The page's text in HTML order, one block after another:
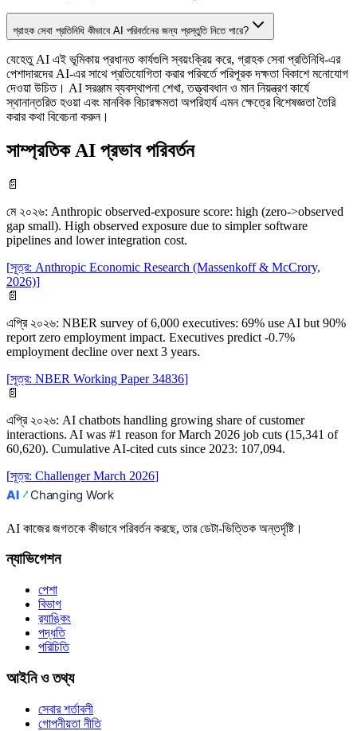
গ্রাহক সেবা প্রতিনিধি কীভাবে AI পরিবর্তনের জন্য প্রস্তুতি নিতে পারে?
যেহেতু AI এই ভূমিকায় প্রধানত কার্যগুলি স্বয়ংক্রিয় করে, গ্রাহক সেবা প্রতিনিধি-এর
পেশাদারদের AI-এর সাথে প্রতিযোগিতা করার পরিবর্তে পরিপূরক দক্ষতা বিকাশে মনোযোগ
দেওয়া উচিত। AI সরঞ্জাম ব্যবস্থাপনা শেখা, তত্ত্বাবধান ও মান নিয়ন্ত্রণ কার্যে
স্থানান্তরিত হওয়া এবং মানবিক বিচারক্ষমতা অপরিহার্য এমন ক্ষেত্রে বিশেষজ্ঞতা তৈরি
করার কথা বিবেচনা করুন।
সাম্প্রতিক AI প্রভাব পরিবর্তন
📄
মে ২০২৬: Anthropic observed-exposure score: high (zero->observed
gap small). High observed exposure due to simpler software
pipelines and lower integration cost.
[সূত্র: Anthropic Economic Research (Massenkoff & McCrory,
2026)]
📄
এপ্রি ২০২৬: NBER survey of 6,000 executives: 69% use AI but 90%
report zero employment impact. Executives predict -0.7%
employment decline over next 3 years.
[সূত্র: NBER Working Paper 34836]
📄
এপ্রি ২০২৬: AI chatbots handling growing share of customer
interactions. AI was #1 reason for March 2026 job cuts (15,341 of
60,620). Cumulative AI-cited cuts since 2023: 107,094.
[সূত্র: Challenger March 2026]
AI কাজের জগতকে কীভাবে পরিবর্তন করছে, তার ডেটা-ভিত্তিক অন্তর্দৃষ্টি।
ন্যাভিগেশন
পেশা
বিভাগ
র‍্যাঙ্কিং
পদ্ধতি
পরিচিতি
আইনি ও তথ্য
সেবার শর্তাবলী
গোপনীয়তা নীতি